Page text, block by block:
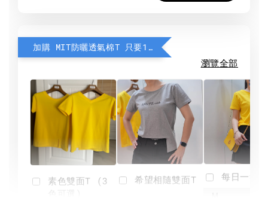
加購 MIT防曬透氣棉T 只要190元
瀏覽全部
素色雙面T (3
希望相隨雙面T 每日一笑